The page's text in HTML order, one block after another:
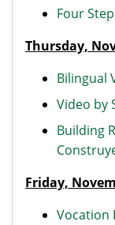
Four
Thursday,
Bilingual
Video by
Building
Friday,
Vocation